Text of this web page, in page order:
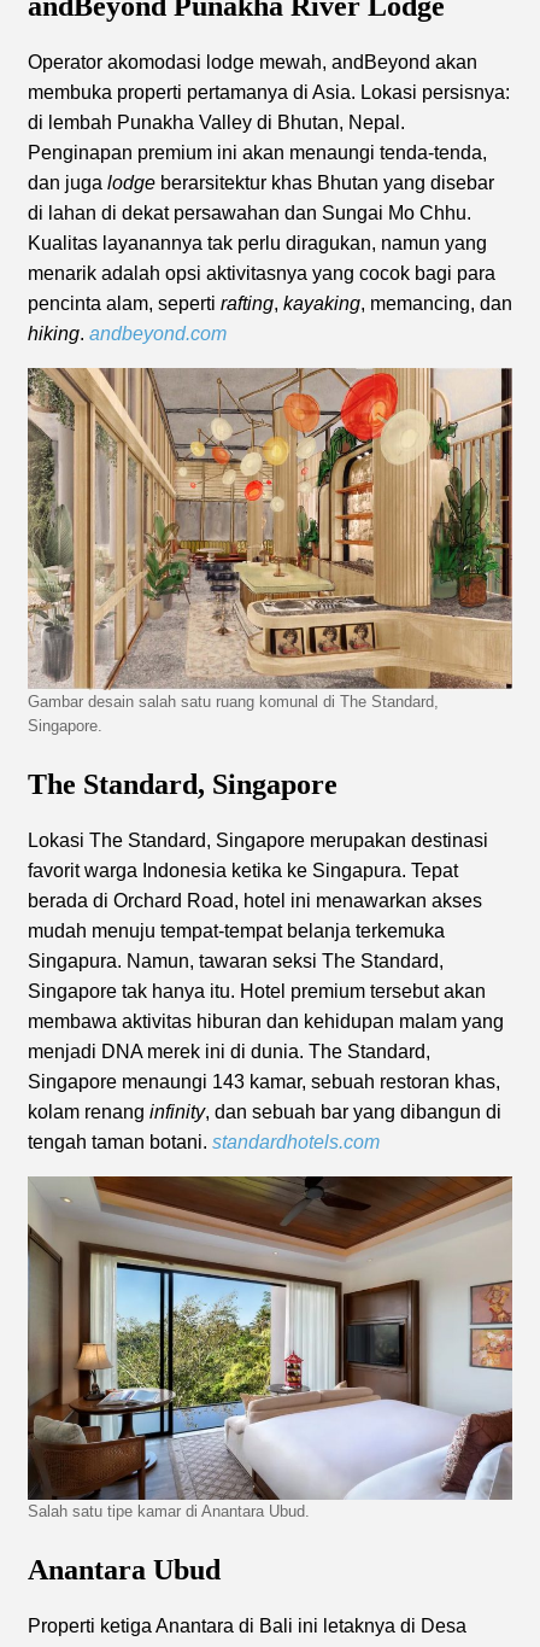
Operator akomodasi lodge mewah, andBeyond akan
membuka properti pertamanya di Asia. Lokasi persisnya:
di lembah Punakha Valley di Bhutan, Nepal.
Penginapan premium ini akan menaungi tenda-tenda,
dan juga lodge berarsitektur khas Bhutan yang disebar
di lahan di dekat persawahan dan Sungai Mo Chhu.
Kualitas layanannya tak perlu diragukan, namun yang
menarik adalah opsi aktivitasnya yang cocok bagi para
pencinta alam, seperti rafting, kayaking, memancing, dan
hiking. andbeyond.com
Gambar desain salah satu ruang komunal di The Standard,
Singapore.
The Standard, Singapore
Lokasi The Standard, Singapore merupakan destinasi
favorit warga Indonesia ketika ke Singapura. Tepat
berada di Orchard Road, hotel ini menawarkan akses
mudah menuju tempat-tempat belanja terkemuka
Singapura. Namun, tawaran seksi The Standard,
Singapore tak hanya itu. Hotel premium tersebut akan
membawa aktivitas hiburan dan kehidupan malam yang
menjadi DNA merek ini di dunia. The Standard,
Singapore menaungi 143 kamar, sebuah restoran khas,
kolam renang infinity, dan sebuah bar yang dibangun di
tengah taman botani. standardhotels.com
Salah satu tipe kamar di Anantara Ubud.
Anantara Ubud
Properti ketiga Anantara di Bali ini letaknya di Desa